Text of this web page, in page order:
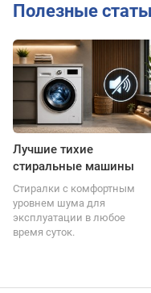
Полезные
Лучшие тихие
стиральные машины
Стиралки с комфортным
уровнем шума для
эксплуатации в любое
время суток.